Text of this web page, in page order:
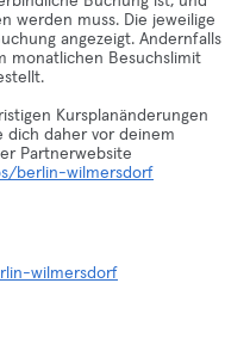
werden muss. Die jeweilige
angezeigt. Andernfalls
monatlichen Besuchslimit
Kursplanänderungen
dich daher vor deinem
Partnerwebsite
berlin-wilmersdorf
wilmersdorf